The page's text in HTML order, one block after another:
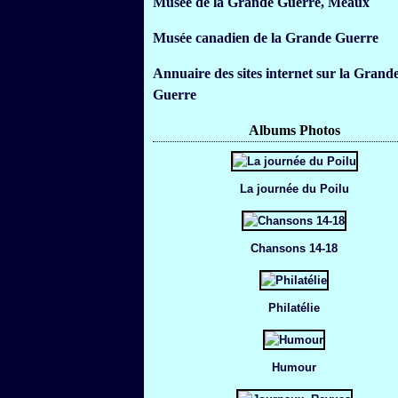
Musée canadien de la Grande Guerre
Annuaire des sites internet sur la
Guerre
Albums Photos
La journée du Poilu
Chansons 14-18
Philatélie
Humour